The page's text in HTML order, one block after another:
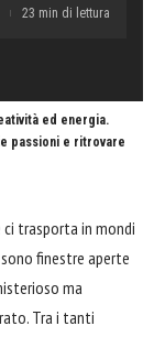
23 min di lettura
ed energia.
passioni e ritrovare
trasporta in mondi
finestre aperte
ma
Tra i tanti